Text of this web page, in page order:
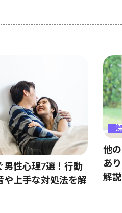
男性心理7選！行動
や上手な対処法を解
他
あ
解説